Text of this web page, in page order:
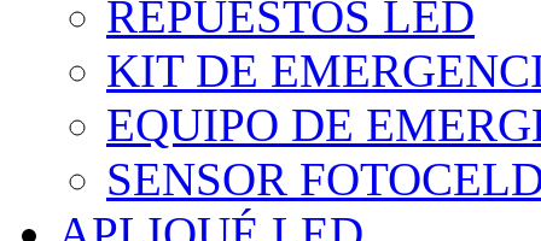
REPUESTOS LED
KIT DE
EQUIPO DE
SENSOR